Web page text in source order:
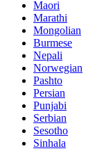
Maori
Marathi
Mongolian
Burmese
Nepali
Norwegian
Pashto
Persian
Punjabi
Serbian
Sesotho
Sinhala